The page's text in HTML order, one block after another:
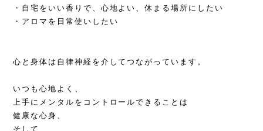
・自宅をいい香りで、心地よい、休まる場所にしたい
・アロマを日常使いしたい
心と身体は自律神経を介してつながっています。
いつも心地よく、
上手にメンタルをコントロールできることは
健康な心身、
そして、